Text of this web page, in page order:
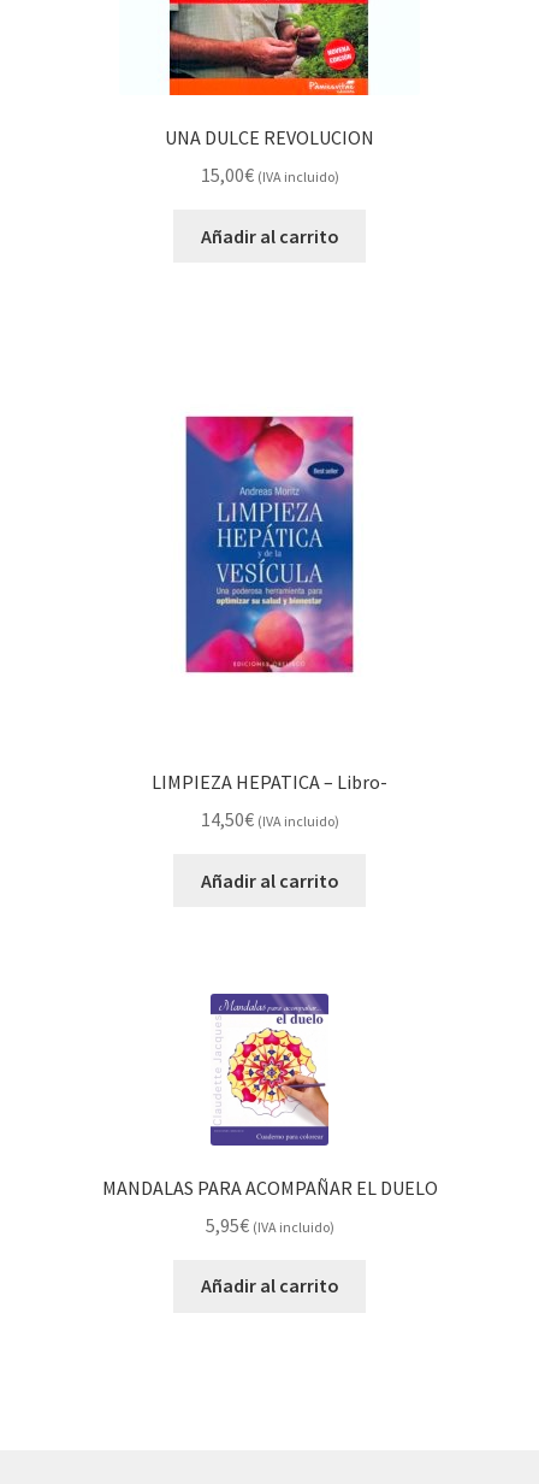
UNA DULCE REVOLUCION
15,00€ (IVA incluido)
Añadir al carrito
LIMPIEZA HEPATICA – Libro-
14,50€ (IVA incluido)
Añadir al carrito
MANDALAS PARA ACOMPAÑAR EL DUELO
5,95€ (IVA incluido)
Añadir al carrito